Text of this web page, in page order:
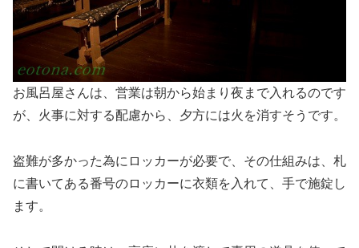
お風呂屋さんは、営業は朝から始まり夜まで入れるのです
が、火事に対する配慮から、夕方には火を消すそうです。
盗難が多かった為にロッカーが必要で、その仕組みは、札
に書いてある番号のロッカーに衣類を入れて、手で施錠し
ます。